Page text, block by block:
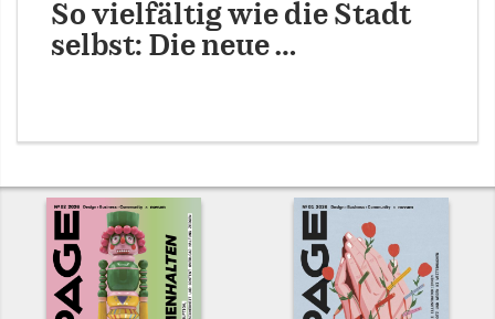
So vielfältig wie die Stadt
selbst: Die neue …